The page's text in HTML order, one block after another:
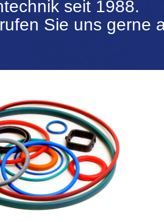
seit 1988.
Sie uns gerne